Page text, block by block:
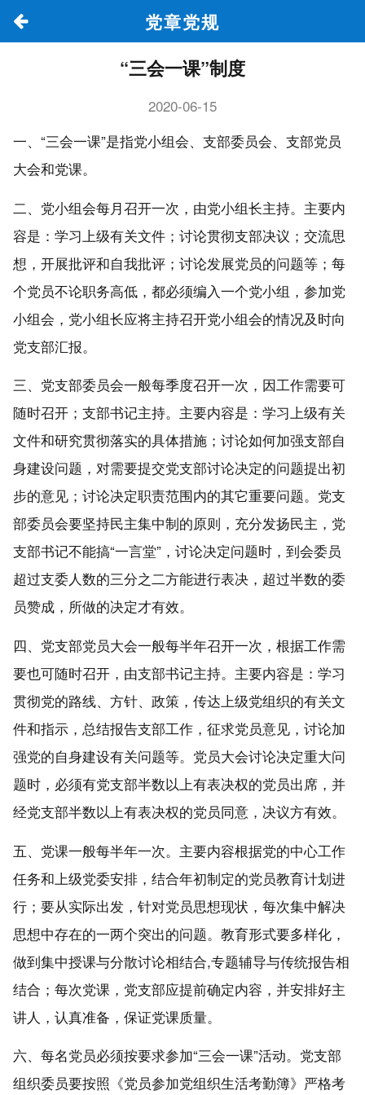
党章党规
“三会一课”制度
2020-06-15
一、 “三会一课”是指党小组会、支部委员会、支部党员
大会和党课。
二、党小组会每月召开一次，由党小组长主持。主要内
容是：学习上级有关文件；讨论贯彻支部决议；交流思
想，开展批评和自我批评；讨论发展党员的问题等；每
个党员不论职务高低，都必须编入一个党小组，参加党
小组会，党小组长应将主持召开党小组会的情况及时向
党支部汇报。
三、党支部委员会一般每季度召开一次，因工作需要可
随时召开；支部书记主持。主要内容是：学习上级有关
文件和研究贯彻落实的具体措施；讨论如何加强支部自
身建设问题，对需要提交党支部讨论决定的问题提出初
步的意见； 讨论决定职责范围内的其它重要问题。党支
部委员会要坚持民主集中制的原则，充分发扬民主，党
支部书记不能搞“一言堂”，讨论决定问题时，到会委员
超过支委人数的三分之二方能进行表决，超过半数的委
员赞成，所做的决定才有效。
四、党支部党员大会一般每半年召开一次，根据工作需
要也可随时召开，由支部书记主持。主要内容是：学习
贯彻党的路线、方针、政策，传达上级党组织的有关文
件和指示，总结报告支部工作，征求党员意见，讨论加
强党的自身建设有关问题等。党员大会讨论决定重大问
题时，必须有党支部半数以上有表决权的党员出席，并
经党支部半数以上有表决权的党员同意，决议方有效。
五、党课一般每半年一次。主要内容根据党的中心工作
任务和上级党委安排，结合年初制定的党员教育计划进
行； 要从实际出发，针对党员思想现状，每次集中解决
思想中存在的一两个突出的问题。教育形式要多样化，
做到集中授课与分散讨论相结合,专题辅导与传统报告相
结合 ；每次党课，党支部应提前确定内容，并安排好主
讲人，认真准备，保证党课质量。
六、每名党员必须按要求参加“三会一课”活动。党支部
组织委员要按照《党员参加党组织生活考勤簿》严格考